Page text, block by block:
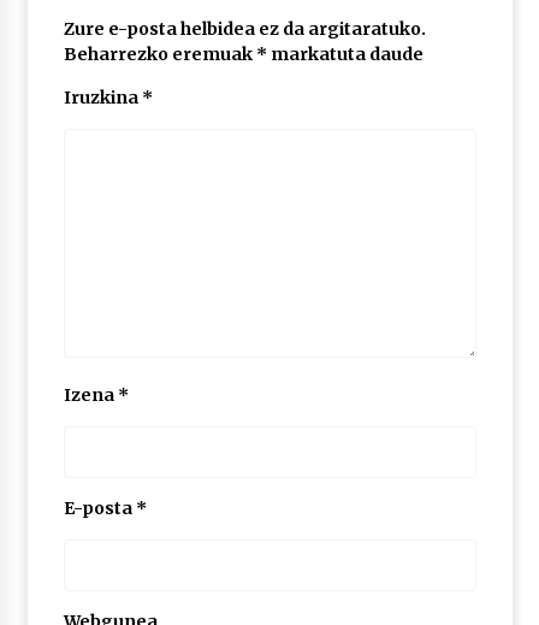
Zure e-posta helbidea ez da argitaratuko.
Beharrezko eremuak * markatuta daude
Iruzkina *
Izena *
E-posta *